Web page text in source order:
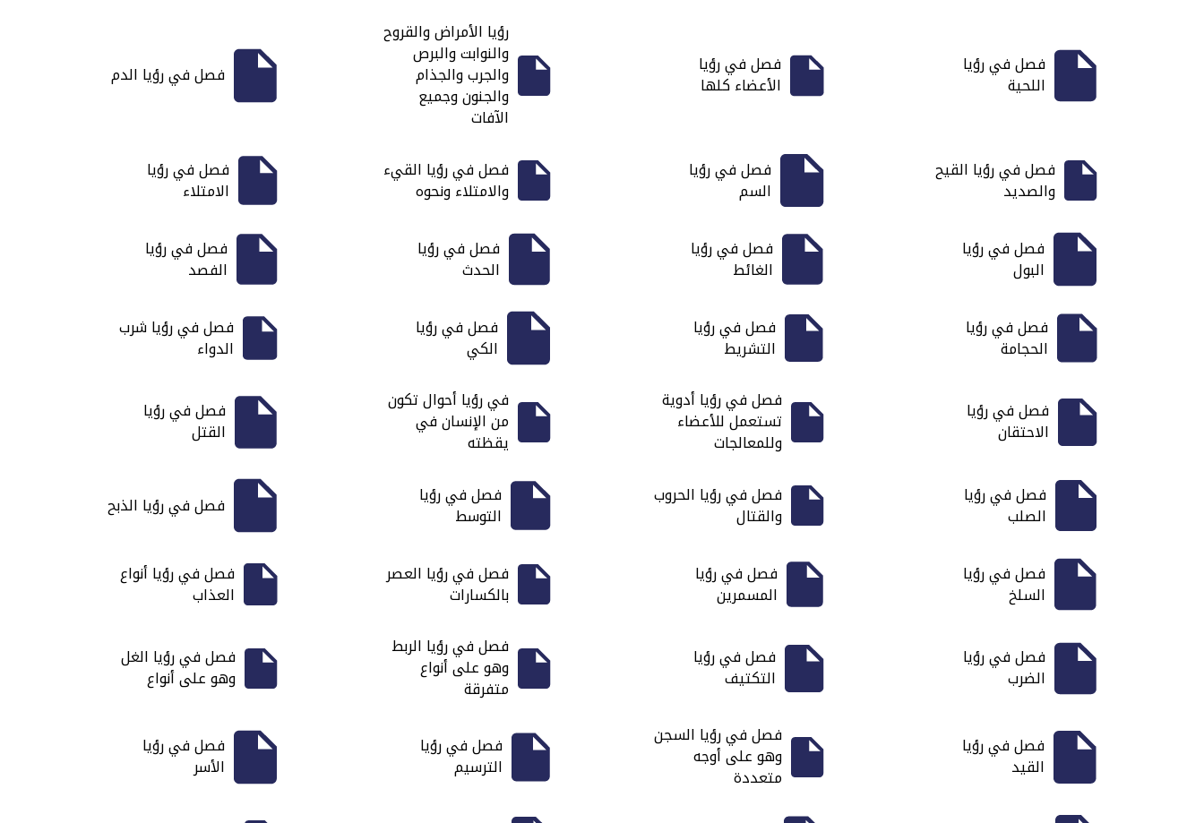
فصل في رؤيا
اللحية
فصل في رؤيا
الأعضاء كلها
رؤيا الأمراض والقروح
والنوابت والبرص
والجرب والجذام
والجنون وجميع
الآفات
فصل في رؤيا الدم
فصل في رؤيا القيح
والصديد
فصل في رؤيا
السم
فصل في رؤيا القيء
والامتلاء ونحوه
فصل في رؤيا
الامتلاء
فصل في رؤيا
البول
فصل في رؤيا
الغائط
فصل في رؤيا
الحدث
فصل في رؤيا
الفصد
فصل في رؤيا
الحجامة
فصل في رؤيا
التشريط
فصل في رؤيا
الكي
فصل في رؤيا شرب
الدواء
فصل في رؤيا
الاحتقان
فصل في رؤيا أدوية
تستعمل للأعضاء
وللمعالجات
في رؤيا أحوال تكون
من الإنسان في
يقظته
فصل في رؤيا
القتل
فصل في رؤيا
الصلب
فصل في رؤيا الحروب
والقتال
فصل في رؤيا
التوسط فصل في رؤيا الذبح
فصل في رؤيا
السلخ
فصل في رؤيا
المسمرين
فصل في رؤيا العصر
بالكسارات
فصل في رؤيا أنواع
العذاب
فصل في رؤيا
الضرب
فصل في رؤيا
التكتيف
فصل في رؤيا الربط
وهو على أنواع
متفرقة
فصل في رؤيا الغل
وهو على أنواع
فصل في رؤيا
القيد
فصل في رؤيا السجن
وهو على أوجه
متعددة
فصل في رؤيا
الترسيم
فصل في رؤيا
الأسر